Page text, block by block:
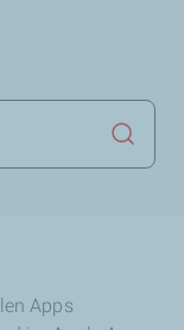
Suche
Apps